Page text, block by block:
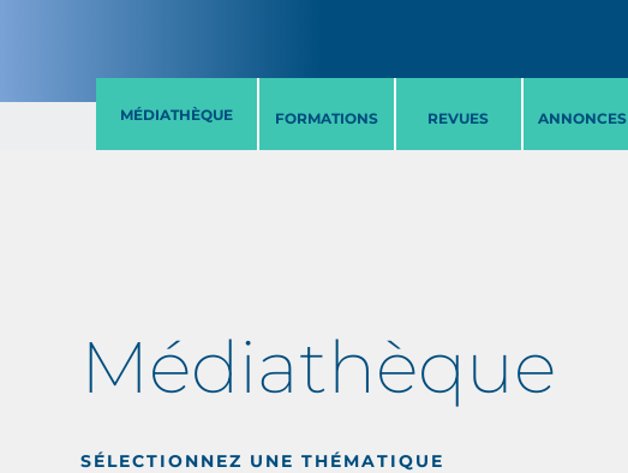
MÉDIATHÈQUE FORMATIONS REVUES ANNONCES
Médiathèque
SÉLECTIONNEZ UNE THÉMATIQUE